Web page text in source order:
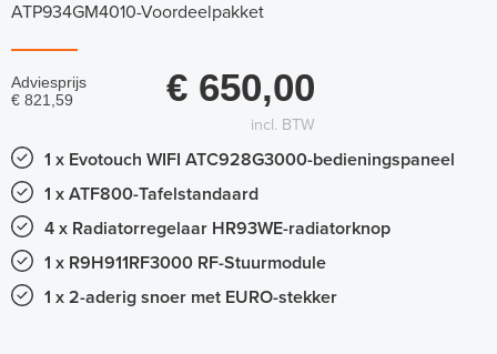
ATP934GM4010-Voordeelpakket
Adviesprijs
€ 821,59
€ 650,00
incl. BTW
1 x Evotouch WIFI ATC928G3000-bedieningspaneel
1 x ATF800-Tafelstandaard
4 x Radiatorregelaar HR93WE-radiatorknop
1 x R9H911RF3000 RF-Stuurmodule
1 x 2-aderig snoer met EURO-stekker